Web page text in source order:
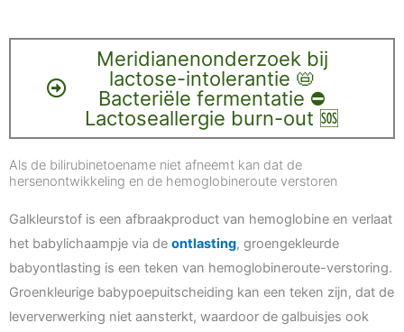
Meridianenonderzoek bij
lactose-intolerantie 📛
Bacteriële fermentatie ⛔️
Lactoseallergie burn-out 🆘
Als de bilirubinetoename niet afneemt kan dat de
hersenontwikkeling en de hemoglobineroute verstoren
Galkleurstof is een afbraakproduct van hemoglobine en verlaat
het babylichaampje via de ontlasting, groengekleurde
babyontlasting is een teken van hemoglobineroute-verstoring.
Groenkleurige babypoepuitscheiding kan een teken zijn, dat de
leververwerking niet aansterkt, waardoor de galbuisjes ook